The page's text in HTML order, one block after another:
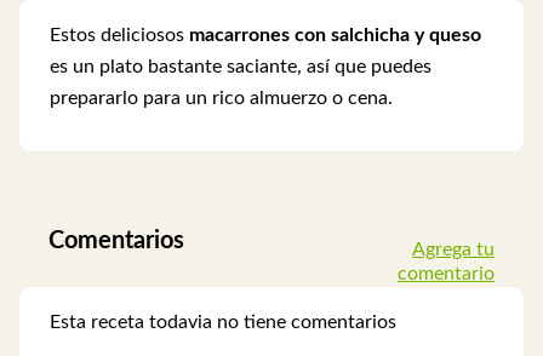
Estos deliciosos macarrones con salchicha y queso
es un plato bastante saciante, así que puedes
prepararlo para un rico almuerzo o cena.
Comentarios
Agrega tu
comentario
Esta receta todavia no tiene comentarios